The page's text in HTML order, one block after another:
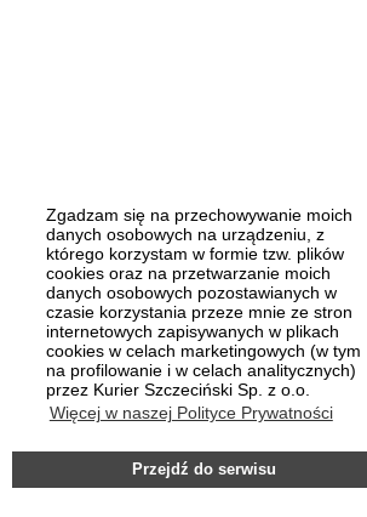
Zgadzam się na przechowywanie moich
danych osobowych na urządzeniu, z
którego korzystam w formie tzw. plików
cookies oraz na przetwarzanie moich
danych osobowych pozostawianych w
czasie korzystania przeze mnie ze stron
internetowych zapisywanych w plikach
cookies w celach marketingowych (w tym
na profilowanie i w celach analitycznych)
przez Kurier Szczeciński Sp. z o.o.
Więcej w naszej Polityce Prywatności
Przejdź do serwisu